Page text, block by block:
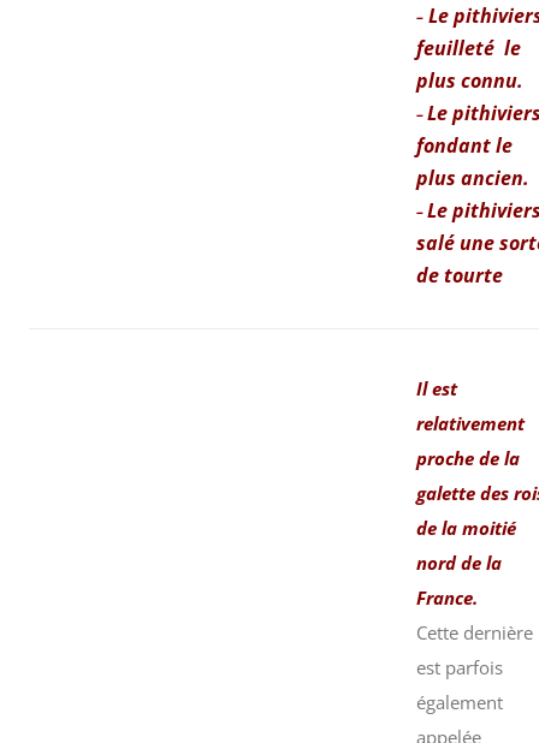
– Le
feuilleté le
plus connu.
–Le
fondant le
plus ancien.
–Le
salé une
de tourte
Il est
relativement
proche de la
galette des
de la moitié
nord de la
France.
Cette dernière
est parfois
également
appelée